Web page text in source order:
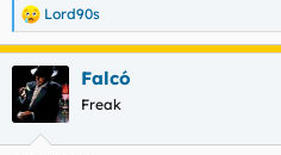
R
e
a
c
c
i
Lord90s
Falcó
Freak